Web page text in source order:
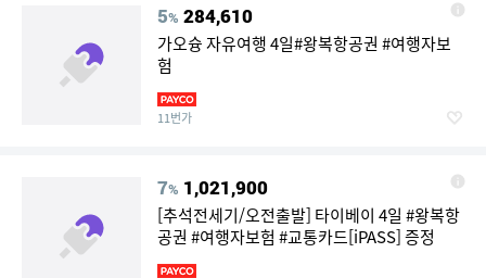
5% 284,610
가오슝 자유여행 4일#왕복항공권 #여행자보
험
11번가
7% 1,021,900
[추석전세기/오전출발] 타이베이 4일 #왕복항
공권 #여행자보험 #교통카드[iPASS] 증정